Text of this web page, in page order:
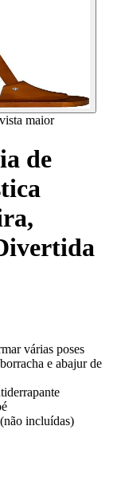
maior
de
várias poses
e abajur de
incluídas)